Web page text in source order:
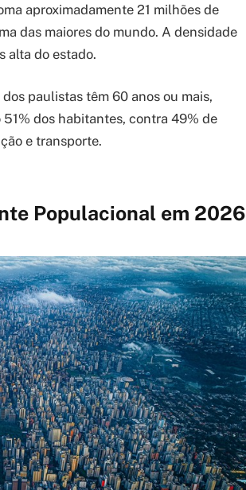
aproximadamente 21 milhões de
das maiores do mundo. A densidade
alta do estado.
paulistas têm 60 anos ou mais,
dos habitantes, contra 49% de
e transporte.
Populacional em 2026